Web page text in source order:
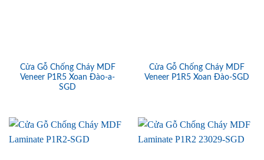
Cửa Gỗ Chống Cháy MDF
Veneer P1R5 Xoan Đào-a-
SGD
Cửa Gỗ Chống Cháy MDF
Veneer P1R5 Xoan Đào-SGD